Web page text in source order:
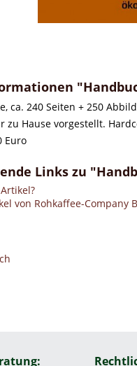
ca. 240 Seiten + 250
zu Hause vorgestellt.
Euro
Links zu
von Rohkaffee-Company